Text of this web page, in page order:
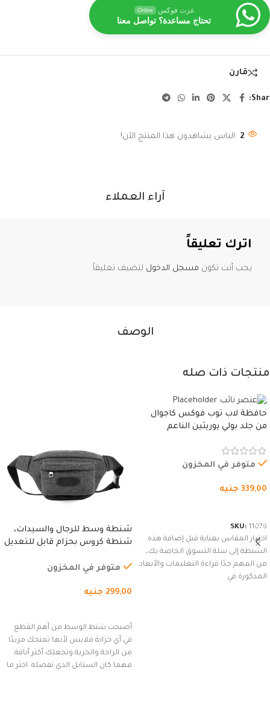
عزت فوكس Online
تحتاج مساعدة؟ تواصل معنا
قارن
2 الناس يشاهدون هذا المنتج الآن!
الوصف
آراء العملاء
اترك تعليقاً
يجب أنت تكون مسجل الدخول لتضيف تعليقاً.
منتجات ذات صله
حافظة لاب توب فوكس كاجوال
من جلد بولي يوريثين الناعم
وسوستة.
متوفر في المخزون
339,00 جنيه
SKU: 11076
اختيار المقاس بعناية قبل إضافة هذه
الشنطة إلى سلة التسوق الخاصة بك،
من المهم جدًا قراءة التعليمات والأبعاد
المذكورة في
شنطة وسط للرجال والسيدات،
شنطة كروس بحزام قابل للتعديل
السفر، الجري العادي، المشي
(رمادي)
متوفر في المخزون
299,00 جنيه
أصبحت شنط الوسط من أهم القطع
في أي خزانة ملابس لأنها تمنحك مزيدًا
من الراحة والحرية وتجعلك أكثر أناقة
مهما كان الستايل الذي تفضله. اختر ما